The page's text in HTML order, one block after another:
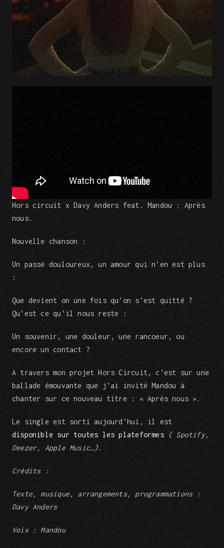
Hors circuit x Davy Anders feat. Mandou : Après
nous.
Nouvelle chanson :
Un passé douloureux, un amour qui n’en est plus
:
Que devient on une fois qu’on s’est quitté ?
Qu’est ce qu’il nous reste :
Un souvenir, une douleur, une rancoeur, ou
encore un contact ?
A travers mon projet Hors Circuit, c’est sur une
ballade émouvante que j’ai invité Mandou à
chanter sur ce nouveau titre : « Après nous ».
Le single est sorti aujourd’hui, il est
disponible sur toutes les plateformes
( Spotify,
Deezer, Apple Music…).
Crédits :
Texte, musique, arrangements, programmations :
Davy Anders
Voix : Mandou